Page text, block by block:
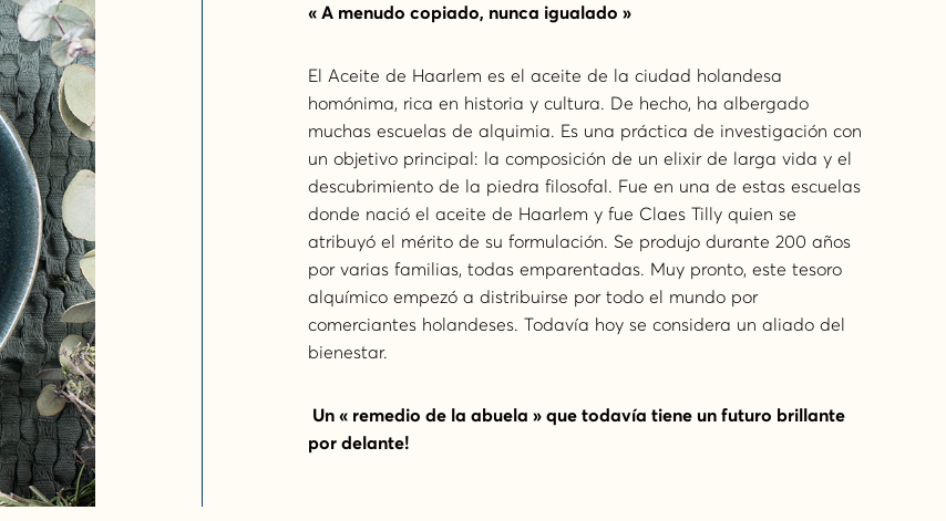
« A menudo copiado, nunca igualado »
El Aceite de Haarlem es el aceite de la ciudad holandesa
homónima, rica en historia y cultura. De hecho, ha albergado
muchas escuelas de alquimia. Es una práctica de investigación con
un objetivo principal: la composición de un elixir de larga vida y el
descubrimiento de la piedra filosofal. Fue en una de estas escuelas
donde nació el aceite de Haarlem y fue Claes Tilly quien se
atribuyó el mérito de su formulación. Se produjo durante 200 años
por varias familias, todas emparentadas. Muy pronto, este tesoro
alquímico empezó a distribuirse por todo el mundo por
comerciantes holandeses. Todavía hoy se considera un aliado del
bienestar.
Un « remedio de la abuela » que todavía tiene un futuro brillante
por delante!